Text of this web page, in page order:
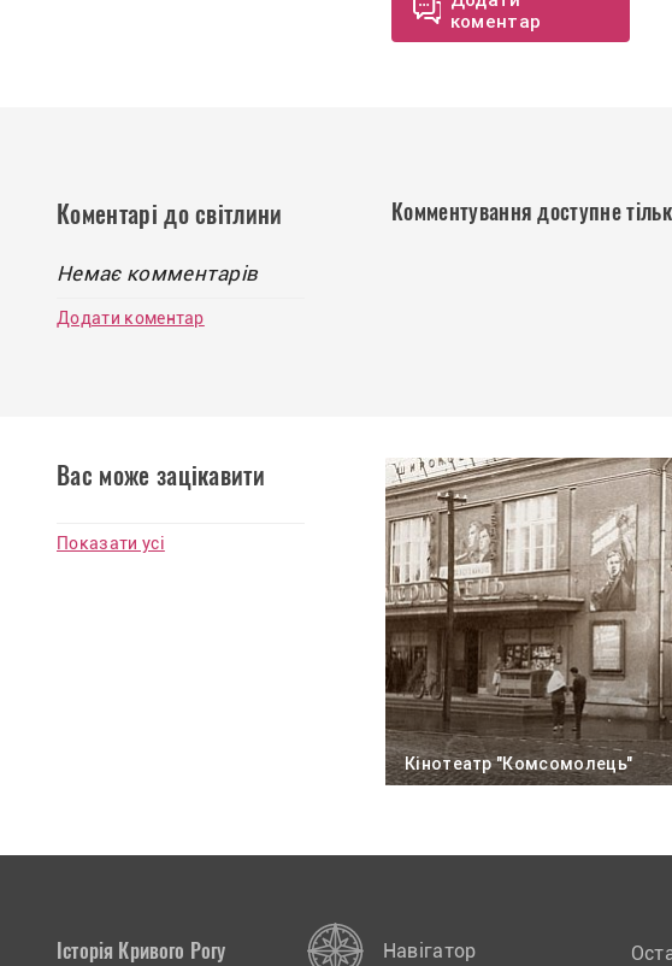
коментар
Коментарі до світлини
Немає комментарів
Додати коментар
Комментування доступне
Вас може зацікавити
Показати усі
Кінотеатр "Комсомолець"
Історія Кривого Рогу Навігатор